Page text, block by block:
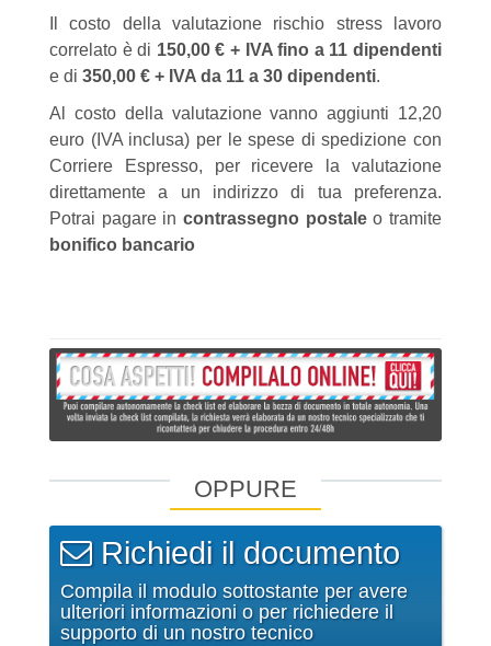
Il costo della valutazione rischio stress lavoro
correlato è di 150,00 € + IVA fino a 11 dipendenti
e di 350,00 € + IVA da 11 a 30 dipendenti.
Al costo della valutazione vanno aggiunti 12,20
euro (IVA inclusa) per le spese di spedizione con
Corriere Espresso, per ricevere la valutazione
direttamente a un indirizzo di tua preferenza.
Potrai pagare in contrassegno postaleo tramite
bonifico bancario
OPPURE
Richiedi il documento
Compila il modulo sottostante per avere
ulteriori informazioni o per richiedere il
supporto di un nostro tecnico